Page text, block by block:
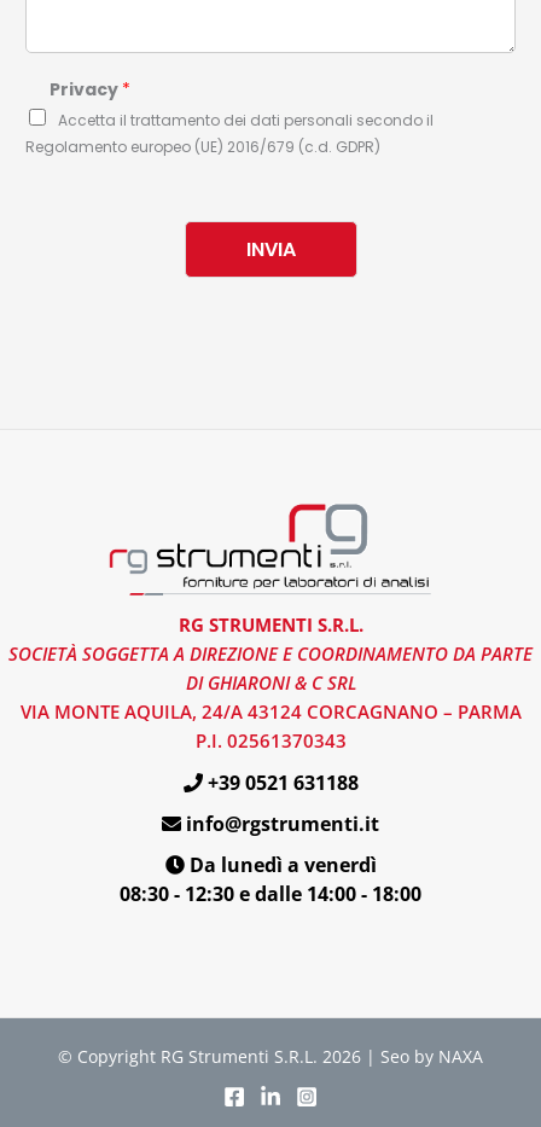
Privacy *
Accetta il trattamento dei dati personali secondo il
Regolamento europeo (UE) 2016/679 (c.d. GDPR)
INVIA
RG STRUMENTI S.R.L.
SOCIETÀ SOGGETTA A DIREZIONE E COORDINAMENTO DA PARTE
DI GHIARONI & C SRL
VIA MONTE AQUILA, 24/A 43124 CORCAGNANO – PARMA
P.I. 02561370343
+39 0521 631188
info@rgstrumenti.it
Da lunedì a venerdì
08:30 - 12:30 e dalle 14:00 - 18:00
© Copyright RG Strumenti S.R.L. 2026 | Seo by NAXA